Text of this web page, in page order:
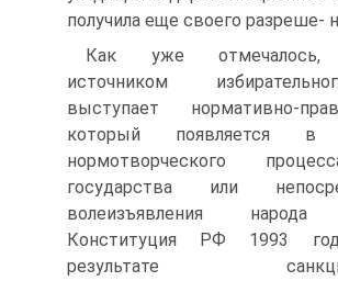
получила еще своего разреше-
Как уже отмечалось,
источником
выступает нормативно-
который появляется в
нормотворческого
государства или
волеизъявления народа
Конституция РФ 1993
результате